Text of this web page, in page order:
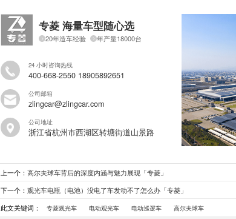
专菱 海量车型随心选
20年造车经验 年产量18000台
24 小时咨询热线
400-668-2550 18905892651
公司邮箱
zlingcar@zlingcar.com
公司地址
浙江省杭州市西湖区转塘街道山景路
上一个： 高尔夫球车背后的深度内涵与魅力展现「专菱」
下一个： 观光车电瓶（电池）没电了车发动不了怎么办「专菱」
此文关键词：
专菱观光车 电动观光车 电动巡逻车 高尔夫球车